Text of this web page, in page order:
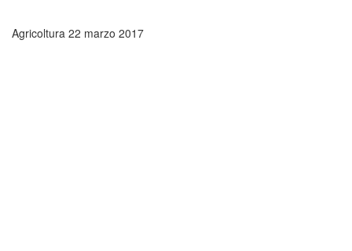
Agricoltura 22 marzo 2017